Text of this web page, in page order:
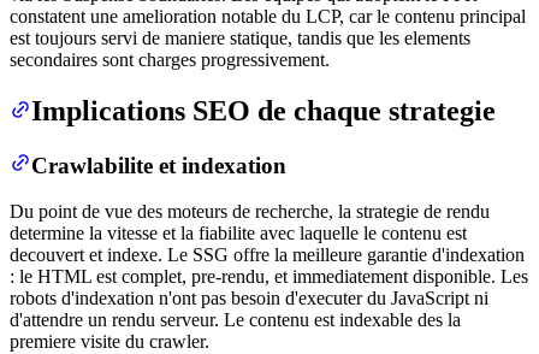
constatent une amelioration notable du LCP, car le contenu principal
est toujours servi de maniere statique, tandis que les elements
secondaires sont charges progressivement.
Implications SEO de chaque strategie
Crawlabilite et indexation
Du point de vue des moteurs de recherche, la strategie de rendu
determine la vitesse et la fiabilite avec laquelle le contenu est
decouvert et indexe. Le SSG offre la meilleure garantie d'indexation
: le HTML est complet, pre-rendu, et immediatement disponible. Les
robots d'indexation n'ont pas besoin d'executer du JavaScript ni
d'attendre un rendu serveur. Le contenu est indexable des la
premiere visite du crawler.